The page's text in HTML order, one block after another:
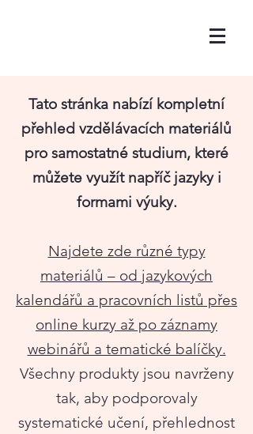
Tato stránka nabízí kompletní
přehled vzdělávacích materiálů
pro samostatné studium, které
můžete využít napříč jazyky i
formami výuky.
Najdete zde různé typy
materiálů – od jazykových
kalendářů a pracovních listů přes
online kurzy až po záznamy
webinářů a tematické balíčky.
Všechny produkty jsou navrženy
tak, aby podporovaly
systematické učení, přehlednost